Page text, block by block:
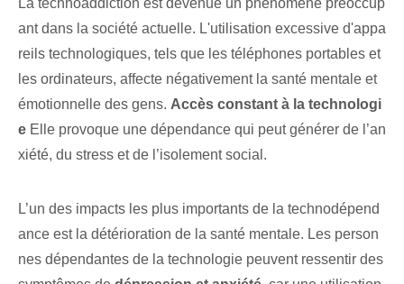
La technoaddiction est devenue un phénomène préoccup
ant dans la société actuelle. ⁣L'utilisation excessive d'appa
reils technologiques, tels que les téléphones portables et
les ordinateurs, affecte négativement la santé mentale et
émotionnelle des gens. Accès constant à la technologi
e Elle provoque une dépendance qui peut générer de l’an
xiété, du stress et de l’isolement social.
L’un des impacts les plus importants de la technodépend
ance est la détérioration de la santé mentale. Les person
nes dépendantes de la technologie‌ peuvent ressentir des